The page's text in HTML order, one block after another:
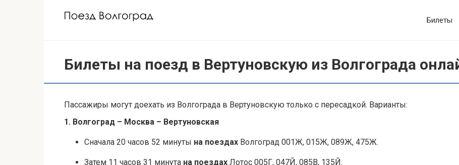
Билеты
Билеты на поезд в Вертуновскую из Волгограда
Пассажиры могут доехать из Волгограда в Вертуновскую только с пересадкой. Варианты:
1. Волгоград – Москва – Вертуновская
Сначала 20 часов 52 минуты на поездах Волгоград 001Ж, 015Ж, 089Ж, 475Ж.
Затем 11 часов 31 минута на поездах Лотос 005Г, 047Й, 085В, 135Й.